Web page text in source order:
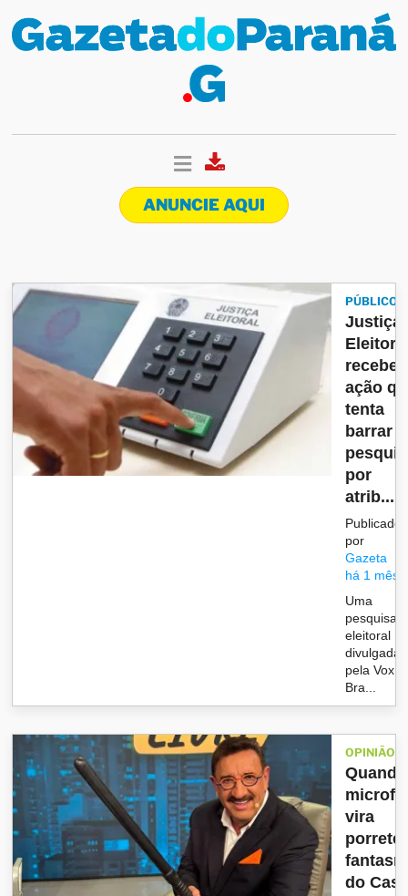
ANUNCIE AQUI
PÚBLICO
Justiça
recebe
ação
tenta
barrar
por
atrib...
Publicado
por
Gazeta
há 1 mês
Uma
pesquisa
eleitoral
divulgada
pela Vox
Bra...
OPINIÃO
vira
do